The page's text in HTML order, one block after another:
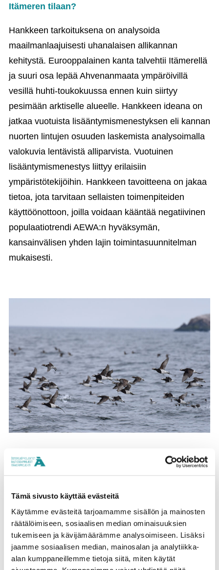
Tämä sivusto käyttää evästeitä
Käytämme evästeitä tarjoamamme sisällön ja mainosten
räätälöimiseen, sosiaalisen median ominaisuuksien
tukemiseen ja kävijämäärämme analysoimiseen. Lisäksi
jaamme sosiaalisen median, mainosalan ja analytiikka-
alan kumppaneillemme tietoja siitä, miten käytät
Itämeren tilaan?
Hankkeen tarkoituksena on analysoida
maailmanlaajuisesti uhanalaisen allikannan
kehitystä. Eurooppalainen kanta talvehtii Itämerellä
ja suuri osa lepää Ahvenanmaata ympäröivillä
vesillä huhti-toukokuussa ennen kuin siirtyy
pesimään arktiselle alueelle. Hankkeen ideana on
jatkaa vuotuista lisääntymismenestyksen eli kannan
nuorten lintujen osuuden laskemista analysoimalla
valokuvia lentävistä alliparvista. Vuotuinen
lisääntymismenestys liittyy erilaisiin
ympäristötekijöihin. Hankkeen tavoitteena on jakaa
tietoa, jota tarvitaan sellaisten toimenpiteiden
käyttöönottoon, joilla voidaan kääntää negatiivinen
populaatiotrendi AEWA:n hyväksymän,
kansainvälisen yhden lajin toimintasuunnitelman
mukaisesti.
Lintulajien pitkäkestoisten kannanmuutosten syiden
analysoimiseksi tarvitaan pidempiä aikasarjoja.
Vuonna 2008 alkanut tutkimus voi rahoituksen
ansiosta kehittyä edelleen.